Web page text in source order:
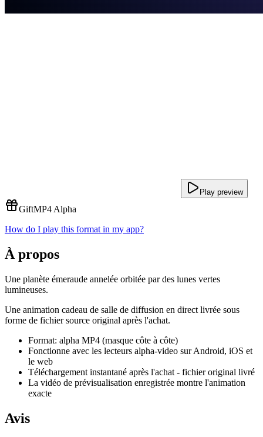
Play preview
GiftMP4 Alpha
How do I play this format in my app?
À propos
Une planète émeraude annelée orbitée par des lunes vertes
lumineuses.
Une animation cadeau de salle de diffusion en direct livrée sous
forme de fichier source original après l'achat.
Format: alpha MP4 (masque côte à côte)
Fonctionne avec les lecteurs alpha-video sur Android, iOS et
le web
Téléchargement instantané après l'achat - fichier original livré
La vidéo de prévisualisation enregistrée montre l'animation
exacte
Avis